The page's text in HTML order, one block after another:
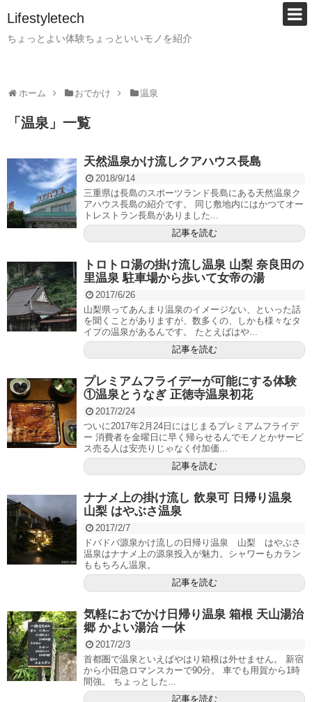
Lifestyletech
ちょっとよい体験ちょっといいモノを紹介
ホーム おでかけ 温泉
「 温泉 」 一覧
天然温泉かけ流しクアハウス長島
2018/9/14
三重県は長島のスポーツランド長島にある天然温泉ク
アハウス長島の紹介です。 同じ敷地内にはかつてオー
トレストラン長島がありました...
記事を読む
トロトロ湯の掛け流し温泉 山梨 奈良田の
里温泉 駐車場から歩いて女帝の湯
2017/6/26
山梨県ってあんまり温泉のイメージない、といった話
を聞くことがありますが、数多くの、しかも様々なタ
イプの温泉があるんです。 たとえばはや...
記事を読む
プレミアムフライデーが可能にする体験
①温泉とうなぎ 正徳寺温泉初花
2017/2/24
ついに2017年2月24日にはじまるプレミアムフライデ
ー 消費者を金曜日に早く帰らせるんでモノとかサービ
ス売る人は安売りじゃなく付加価...
記事を読む
ナナメ上の掛け流し 飲泉可 日帰り温泉
山梨 はやぶさ温泉
2017/2/7
ドバドバ源泉かけ流しの日帰り温泉 山梨 はやぶさ
温泉はナナメ上の源泉投入が魅力。シャワーもカラン
ももちろん温泉。
記事を読む
気軽におでかけ日帰り温泉 箱根 天山湯治
郷 かよい湯治 一休
2017/2/3
首都圏で温泉といえばやはり箱根は外せません。 新宿
から小田急ロマンスカーで90分。 車でも用賀から1時
間強。 ちょっとした...
記事を読む